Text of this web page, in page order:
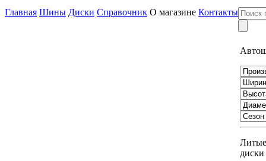
Главная Шины Диски Справочник О магазине Контакты
Литые
диски